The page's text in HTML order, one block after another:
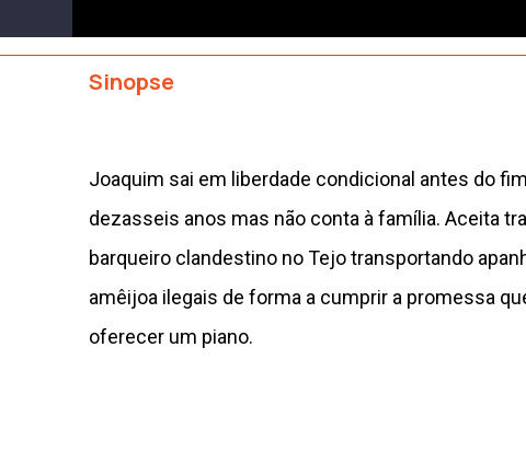
Sinopse
Joaquim sai em liberdade condicional antes do
dezasseis anos mas não conta à família. Aceita
barqueiro clandestino no Tejo transportando
amêijoa ilegais de forma a cumprir a promessa
oferecer um piano.